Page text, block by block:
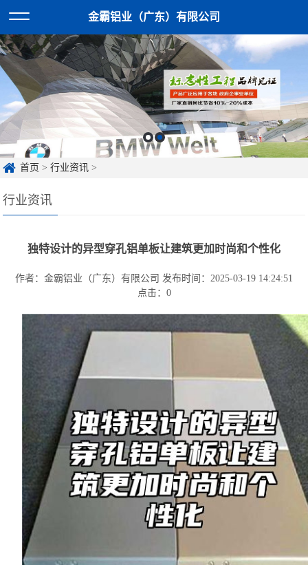
金霸铝业（广东）有限公司
首页 >行业资讯 >
行业资讯
独特设计的异型穿孔铝单板让建筑更加时尚和个性化
作者：金霸铝业（广东）有限公司 发布时间：2025-03-19 14:24:51
点击： 0